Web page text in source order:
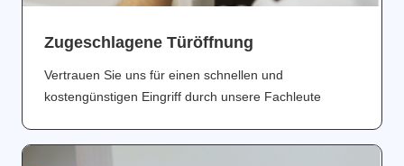
Zugeschlagene Türöffnung
Vertrauen Sie uns für einen schnellen und
kostengünstigen Eingriff durch unsere Fachleute